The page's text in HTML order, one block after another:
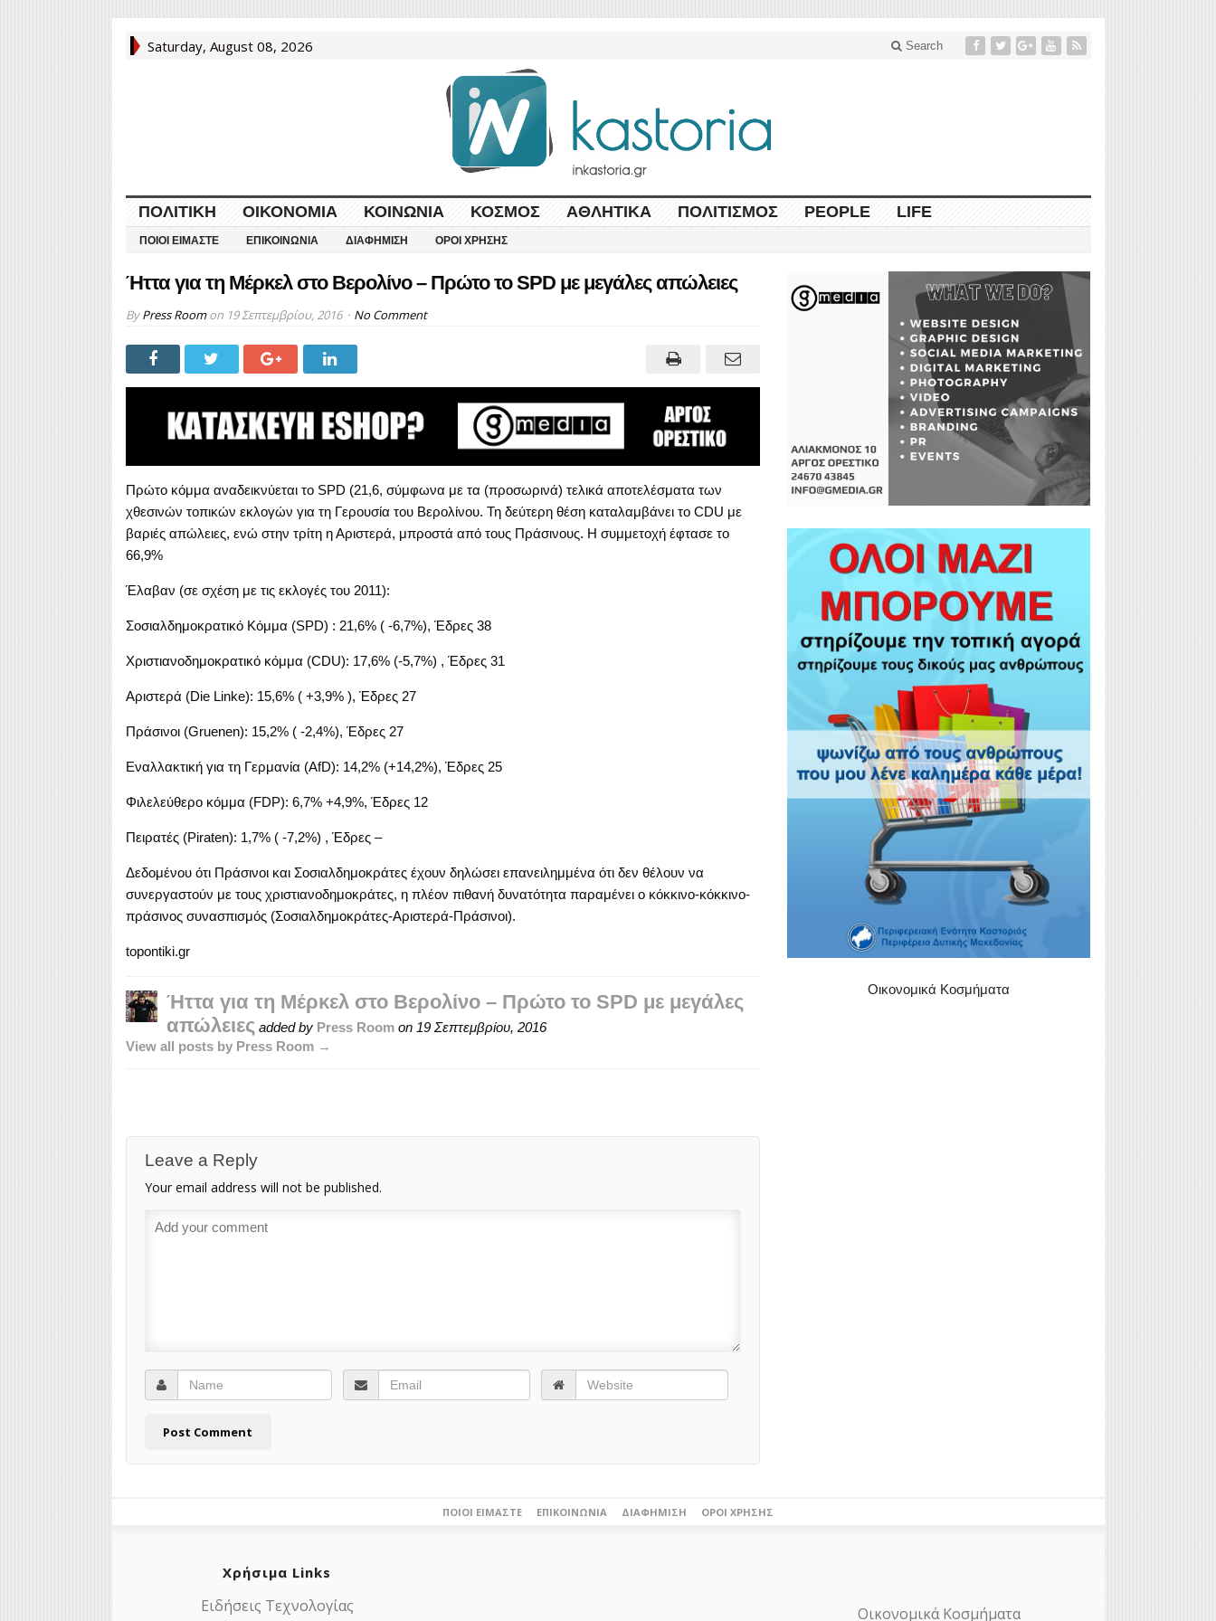
Saturday, August 08, 2026 Search
ΠΟΛΙΤΙΚΉ ΟΙΚΟΝΟΜΊΑ ΚΟΙΝΩΝΊΑ ΚΌΣΜΟΣ ΑΘΛΗΤΙΚΆ ΠΟΛΙΤΙΣΜΌΣ PEOPLE LIFE
ΠΟΙΟΙ ΕΊΜΑΣΤΕ ΕΠΙΚΟΙΝΩΝΊΑ ΔΙΑΦΉΜΙΣΗ ΌΡΟΙ ΧΡΉΣΗΣ
Ήττα για τη Μέρκελ στο Βερολίνο – Πρώτο το SPD με μεγάλες απώλειες
ByPress Roomon 19 Σεπτεμβρίου, 2016 No Comment
Πρώτο κόμμα αναδεικνύεται το SPD (21,6, σύμφωνα με τα (προσωρινά) τελικά αποτελέσματα των
χθεσινών τοπικών εκλογών για τη Γερουσία του Βερολίνου. Τη δεύτερη θέση καταλαμβάνει το CDU με
βαριές απώλειες, ενώ στην τρίτη η Αριστερά, μπροστά από τους Πράσινους. Η συμμετοχή έφτασε το
66,9%
Έλαβαν (σε σχέση με τις εκλογές του 2011):
Σοσιαλδημοκρατικό Κόμμα (SPD) : 21,6% ( -6,7%), Έδρες 38
Xριστιανοδημοκρατικό κόμμα (CDU): 17,6% (-5,7%) , Έδρες 31
Aριστερά (Die Linke): 15,6% ( +3,9% ), Έδρες 27
Πράσινοι (Gruenen): 15,2% ( -2,4%), Έδρες 27
Εναλλακτική για τη Γερμανία (AfD): 14,2% (+14,2%), Έδρες 25
Φιλελεύθερο κόμμα (FDP): 6,7% +4,9%, Έδρες 12
Πειρατές (Piraten): 1,7% ( -7,2%) , Έδρες –
Δεδομένου ότι Πράσινοι και Σοσιαλδημοκράτες έχουν δηλώσει επανειλημμένα ότι δεν θέλουν να
συνεργαστούν με τους χριστιανοδημοκράτες, η πλέον πιθανή δυνατότητα παραμένει ο κόκκινο-κόκκινο-
πράσινος συνασπισμός (Σοσιαλδημοκράτες-Αριστερά-Πράσινοι).
topontiki.gr
Ήττα για τη Μέρκελ στο Βερολίνο – Πρώτο το SPD με μεγάλες
απώλειες added by Press Roomon 19 Σεπτεμβρίου, 2016
View all posts by Press Room →
Leave a Reply
Your email address will not be published.
Οικονομικά Κοσμήματα
ΠΟΙΟΙ ΕΊΜΑΣΤΕ ΕΠΙΚΟΙΝΩΝΊΑ ΔΙΑΦΉΜΙΣΗ ΌΡΟΙ ΧΡΉΣΗΣ
Χρήσιμα Links
Ειδήσεις Τεχνολογίας Οικονομικά Κοσμήματα